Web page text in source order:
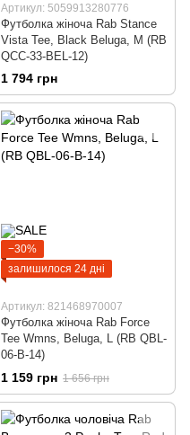
Артикул: 5059913280776
Футболка жіноча Rab Stance
Vista Tee, Black Beluga, M (RB
QCC-33-BEL-12)
1 794 грн
−30%
залишилося 24 дні
Артикул: 821468970007
Футболка жіноча Rab Force
Tee Wmns, Beluga, L (RB QBL-
06-B-14)
1 159 грн 1 656 грн